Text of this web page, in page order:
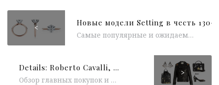
<
Самые популярные и ожидаемые девушками во всем мире кольца для помолвки Setting от Tiffany & Co, пополнили свою коллекцию в честь 130-летнего юбилея...
Details: Roberto Cavalli, Etro, Moschino, Valentino и Fendi
Обзор главных покупок и трендов текущего сезона и мелодичный осенний плейлсит от команды Sparke. Комментарии
>